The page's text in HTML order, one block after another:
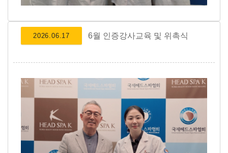
2026.06.17 6월 인증강사교육 및 위촉식